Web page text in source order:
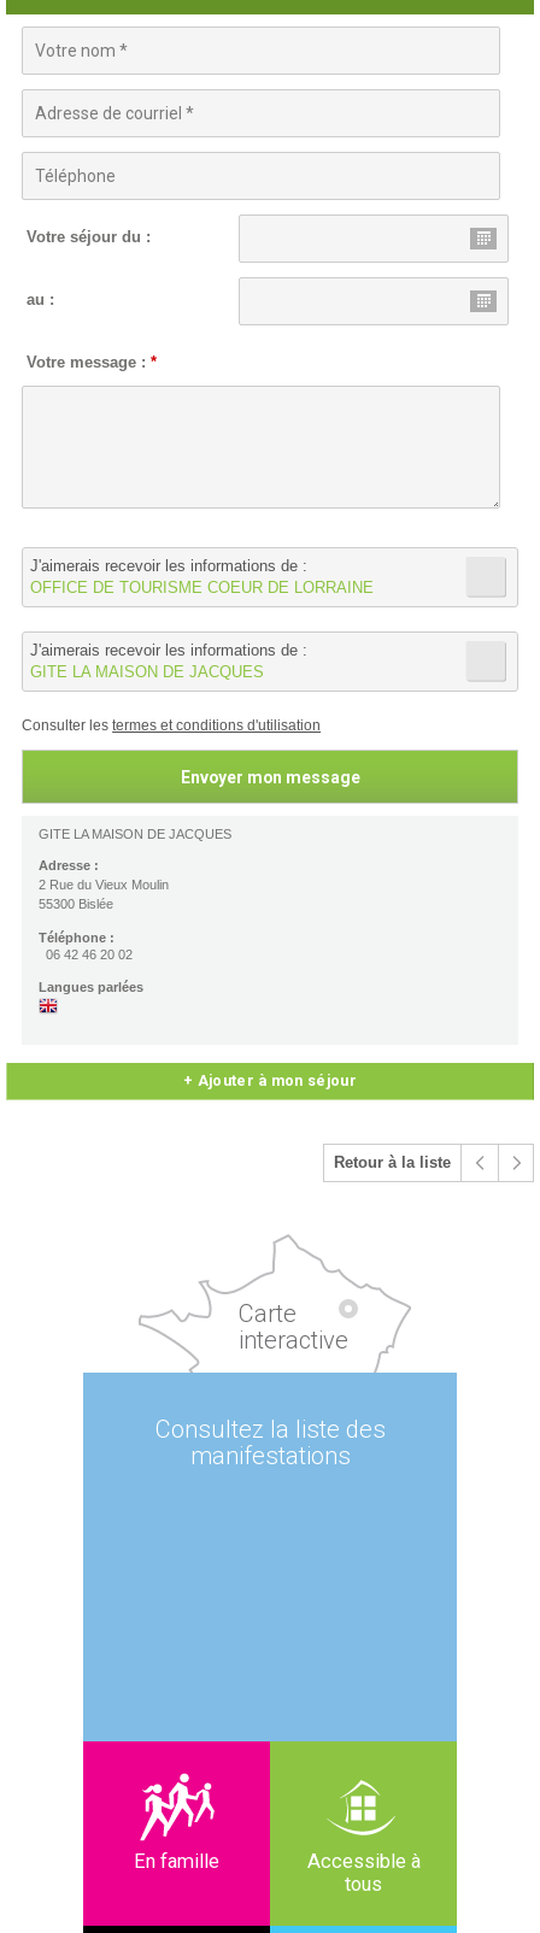
Votre séjour du :
au :
Votre message :*
J'aimerais recevoir les informations de :
OFFICE DE TOURISME COEUR DE LORRAINE
J'aimerais recevoir les informations de :
GITE LA MAISON DE JACQUES
Consulter lestermes et conditions d'utilisation
GITE LA MAISON DE JACQUES
Adresse :
2 Rue du Vieux Moulin
55300 Bislée
Téléphone :
06 42 46 20 02
Langues parlées
+ Ajouter à mon séjour
Retour à la liste
Carte
interactive
Consultez la liste des
manifestations
En famille
Accessible à
tous